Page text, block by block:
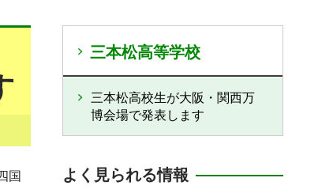
国
三本松高等学校
三本松高校生が大阪・関西万
博会場で発表します
よく見られる情報